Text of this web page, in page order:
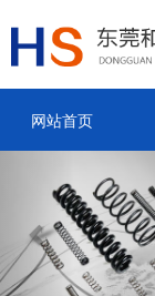
网站首页